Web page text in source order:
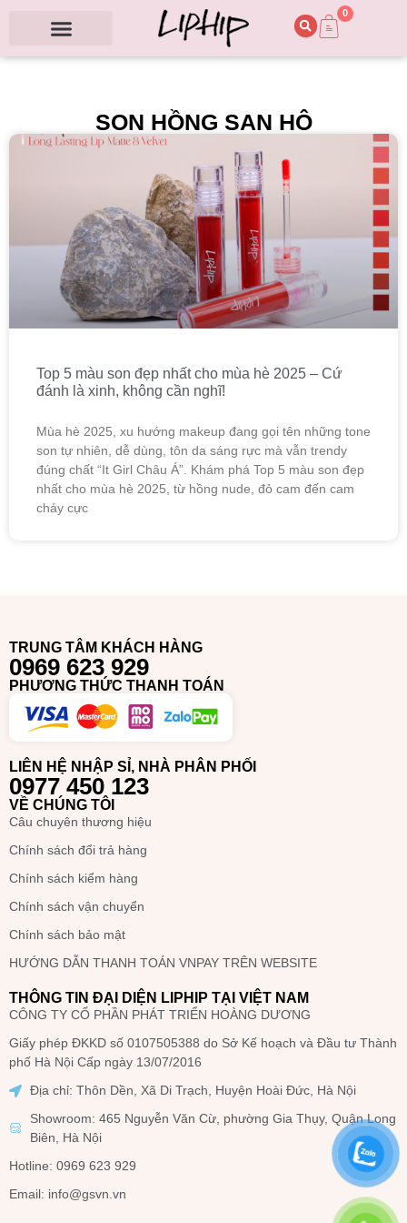
0
SON HỒNG SAN HÔ
Top 5 màu son đẹp nhất cho mùa hè 2025 – Cứ
đánh là xinh, không cần nghĩ!
Mùa hè 2025, xu hướng makeup đang gọi tên những tone
son tự nhiên, dễ dùng, tôn da sáng rực mà vẫn trendy
đúng chất “It Girl Châu Á”. Khám phá Top 5 màu son đẹp
nhất cho mùa hè 2025, từ hồng nude, đỏ cam đến cam
cháy cực
TRUNG TÂM KHÁCH HÀNG
0969 623 929
PHƯƠNG THỨC THANH TOÁN
LIÊN HỆ NHẬP SỈ, NHÀ PHÂN PHỐI
0977 450 123
VỀ CHÚNG TÔI
Câu chuyên thương hiệu
Chính sách đổi trả hàng
Chính sách kiểm hàng
Chính sách vận chuyển
Chính sách bảo mật
HƯỚNG DẪN THANH TOÁN VNPAY TRÊN WEBSITE
THÔNG TIN ĐẠI DIỆN LIPHIP TẠI VIỆT NAM
CÔNG TY CỔ PHẦN PHÁT TRIỂN HOÀNG DƯƠNG
Giấy phép ĐKKD số 0107505388 do Sở Kế hoạch và Đầu tư Thành
phố Hà Nội Cấp ngày 13/07/2016
Địa chỉ: Thôn Dền, Xã Di Trạch, Huyện Hoài Đức, Hà Nội
Showroom: 465 Nguyễn Văn Cừ, phường Gia Thụy, Quận Long
Biên, Hà Nội
Hotline: 0969 623 929
Email: info@gsvn.vn